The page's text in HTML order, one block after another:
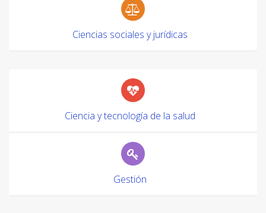
Ciencias sociales y jurídicas
Ciencia y tecnología de la salud
Gestión